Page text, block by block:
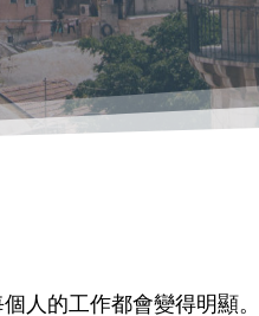
人的工作都會變得明顯